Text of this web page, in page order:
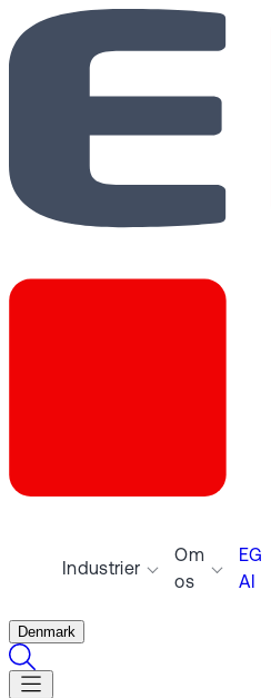
Industrier
Om
os
EG
AI
Denmark